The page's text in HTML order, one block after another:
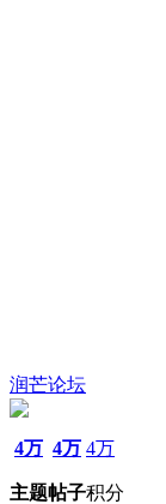
润芒论坛
4万
主题
4万
帖子
4万
积分